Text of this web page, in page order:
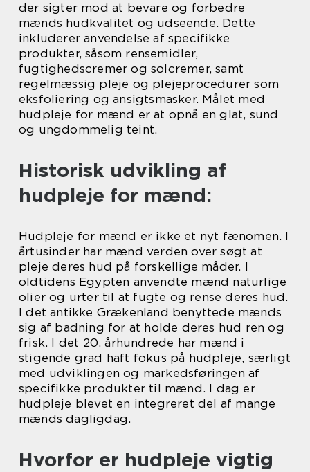
der sigter mod at bevare og forbedre
mænds hudkvalitet og udseende. Dette
inkluderer anvendelse af specifikke
produkter, såsom rensemidler,
fugtighedscremer og solcremer, samt
regelmæssig pleje og plejeprocedurer som
eksfoliering og ansigtsmasker. Målet med
hudpleje for mænd er at opnå en glat, sund
og ungdommelig teint.
Historisk udvikling af
hudpleje for mænd:
Hudpleje for mænd er ikke et nyt fænomen. I
årtusinder har mænd verden over søgt at
pleje deres hud på forskellige måder. I
oldtidens Egypten anvendte mænd naturlige
olier og urter til at fugte og rense deres hud.
I det antikke Grækenland benyttede mænds
sig af badning for at holde deres hud ren og
frisk. I det 20. århundrede har mænd i
stigende grad haft fokus på hudpleje, særligt
med udviklingen og markedsføringen af
specifikke produkter til mænd. I dag er
hudpleje blevet en integreret del af mange
mænds dagligdag.
Hvorfor er hudpleje vigtig